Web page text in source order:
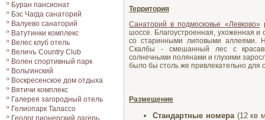
Буран пансионат
Бэс Чагда санаторий
Валуево санаторий
Ватутинки комплекс
Велес клуб отель
Величъ Country Club
Волен спортивный парк
Вольгинский
Воскресенское дом отдыха
Вятичи комплекс
Галерея загородный отель
Гелиопарк Талассо
Геолог пионерский лагерь
Территория
Cанаторий в подмосковье «Левково»
шоссе. Благоустроенная, ухоженная
со старинными липовыми аллеями.
Скалбы - смешанный лес с
солнечными полянами и глухими
было бы столь же привлекательно для
Размещение
Стандартные номера (12 кв